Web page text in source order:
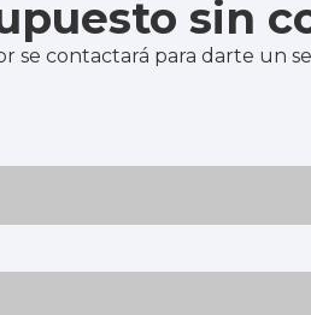
sin
se contactará para darte un